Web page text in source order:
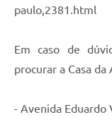
paulo,2381.html
Em caso de
procurar a Casa
- Avenida Eduardo